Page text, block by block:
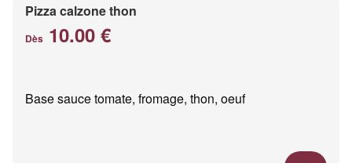
Pizza calzone thon
Dès 10.00 €
Base sauce tomate, fromage, thon, oeuf